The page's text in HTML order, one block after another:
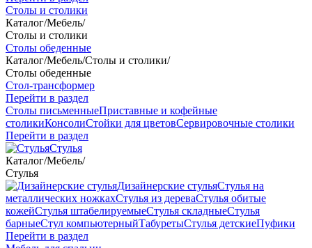
Столы и столики
Каталог/Мебель/
Столы и столики
Столы обеденные
Каталог/Мебель/Столы и столики/
Столы обеденные
Стол-трансформер
Перейти в раздел
Столы письменныеПриставные и кофейные
столикиКонсолиСтойки для цветовСервировочные столики
Перейти в раздел
Стулья
Каталог/Мебель/
Стулья
Дизайнерские стульяСтулья на
металлических ножкахСтулья из дереваСтулья обитые
кожейСтулья штабелируемыеСтулья складныеСтулья
барныеСтул компьютерныйТабуретыСтулья детскиеПуфики
Перейти в раздел